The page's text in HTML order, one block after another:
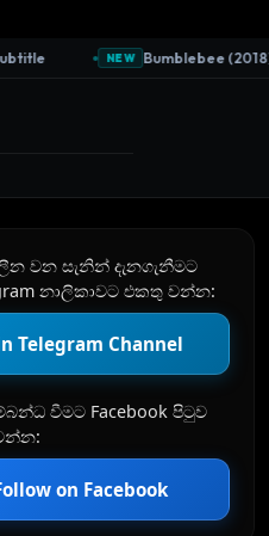
NEW Bumblebee (2018)
වන සැනින් දැනගැනීමට
නාලිකාවට එකතු වන්න:
Telegram Channel
වීමට Facebook පිටුව
on Facebook